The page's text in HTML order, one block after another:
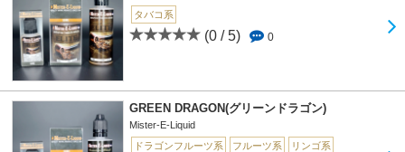
タバコ系
(0 / 5) 0
GREEN DRAGON(グリーンドラゴン)
Mister-E-Liquid
ドラゴンフルーツ系
フルーツ系 リンゴ系